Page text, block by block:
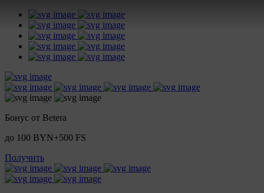
Бонус от Betera
до 100 BYN+500 FS
Получить